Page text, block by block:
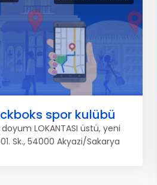
spor kulübü
LOKANTASI üstü, yeni
Sk., 54000 Akyazi/Sakarya